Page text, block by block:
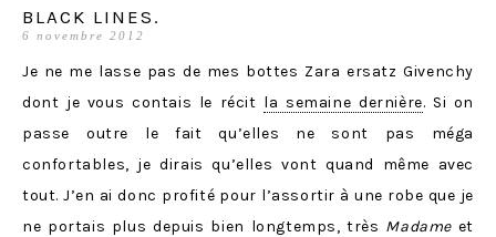
BLACK LINES.
6 novembre 2012
Je ne me lasse pas de mes bottes Zara ersatz Givenchy
dont je vous contais le récit la semaine dernière. Si on
passe outre le fait qu’elles ne sont pas méga
confortables, je dirais qu’elles vont quand même avec
tout. J’en ai donc profité pour l’assortir à une robe que je
ne portais plus depuis bien longtemps, très Madame et